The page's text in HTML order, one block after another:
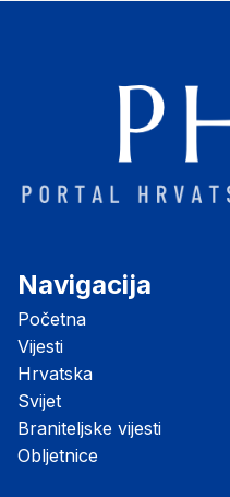
Navigacija
Početna
Vijesti
Hrvatska
Svijet
Braniteljske vijesti
Obljetnice